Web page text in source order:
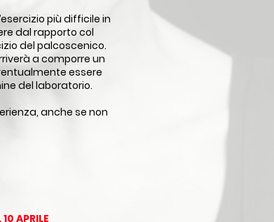
più difficile in
dal rapporto col
del palcoscenico.
a comporre un
essere
del laboratorio.
anche se non
APRILE